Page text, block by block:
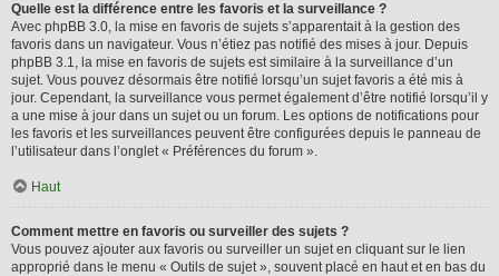
Quelle est la différence entre les favoris et la surveillance ?
Avec phpBB 3.0, la mise en favoris de sujets s’apparentait à la gestion des
favoris dans un navigateur. Vous n’étiez pas notifié des mises à jour. Depuis
phpBB 3.1, la mise en favoris de sujets est similaire à la surveillance d’un
sujet. Vous pouvez désormais être notifié lorsqu’un sujet favoris a été mis à
jour. Cependant, la surveillance vous permet également d’être notifié lorsqu’il y
a une mise à jour dans un sujet ou un forum. Les options de notifications pour
les favoris et les surveillances peuvent être configurées depuis le panneau de
l’utilisateur dans l’onglet « Préférences du forum ».
Haut
Comment mettre en favoris ou surveiller des sujets ?
Vous pouvez ajouter aux favoris ou surveiller un sujet en cliquant sur le lien
approprié dans le menu « Outils de sujet », souvent placé en haut et en bas du